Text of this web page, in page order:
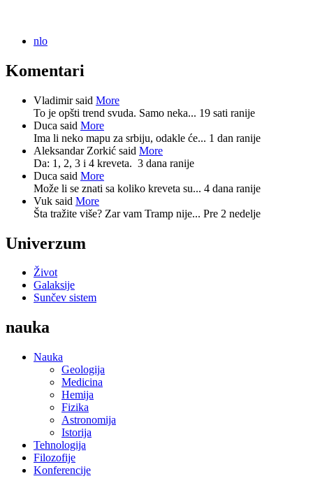
nlo
Komentari
Vladimir said More
To je opšti trend svuda. Samo neka... 19 sati ranije
Duca said More
Ima li neko mapu za srbiju, odakle će... 1 dan ranije
Aleksandar Zorkić said More
Da: 1, 2, 3 i 4 kreveta. 3 dana ranije
Duca said More
Može li se znati sa koliko kreveta su... 4 dana ranije
Vuk said More
Šta tražite više? Zar vam Tramp nije... Pre 2 nedelje
Univerzum
Život
Galaksije
Sunčev sistem
nauka
Nauka
Geologija
Medicina
Hemija
Fizika
Astronomija
Istorija
Tehnologija
Filozofije
Konferencije